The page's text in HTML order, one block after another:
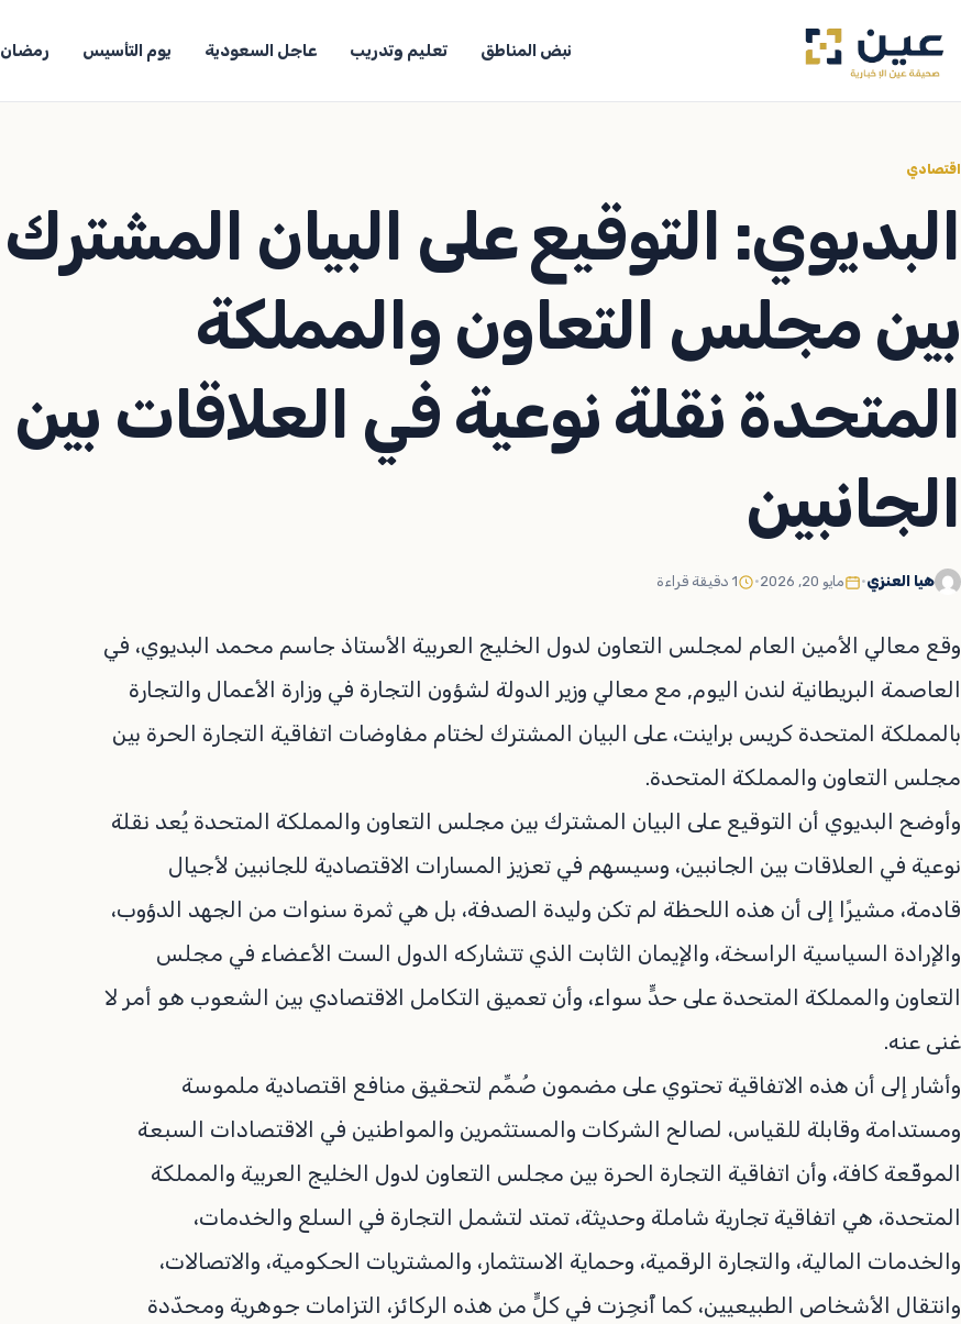
إلى
المحتوى
نبض المناطق تعليم وتدريب عاجل السعودية يوم التأسيس رمضان
اقتصادي
البديوي: التوقيع على البيان المشترك
بين مجلس التعاون والمملكة
المتحدة نقلة نوعية في العلاقات بين
الجانبين
هيا العنزي• مايو 20, 2026 • 1 دقيقة قراءة
وقع معالي الأمين العام لمجلس التعاون لدول الخليج العربية الأستاذ جاسم محمد البديوي، في
العاصمة البريطانية لندن اليوم, مع معالي وزير الدولة لشؤون التجارة في وزارة الأعمال والتجارة
بالمملكة المتحدة كريس براينت، على البيان المشترك لختام مفاوضات اتفاقية التجارة الحرة بين
مجلس التعاون والمملكة المتحدة.
وأوضح البديوي أن التوقيع على البيان المشترك بين مجلس التعاون والمملكة المتحدة يُعد نقلة
نوعية في العلاقات بين الجانبين، وسيسهم في تعزيز المسارات الاقتصادية للجانبين لأجيال
قادمة، مشيرًا إلى أن هذه اللحظة لم تكن وليدة الصدفة، بل هي ثمرة سنوات من الجهد الدؤوب،
والإرادة السياسية الراسخة، والإيمان الثابت الذي تتشاركه الدول الست الأعضاء في مجلس
التعاون والمملكة المتحدة على حدٍّ سواء، وأن تعميق التكامل الاقتصادي بين الشعوب هو أمر لا
غنى عنه.
وأشار إلى أن هذه الاتفاقية تحتوي على مضمون صُمِّم لتحقيق منافع اقتصادية ملموسة
ومستدامة وقابلة للقياس، لصالح الشركات والمستثمرين والمواطنين في الاقتصادات السبعة
الموقّعة كافة، وأن اتفاقية التجارة الحرة بين مجلس التعاون لدول الخليج العربية والمملكة
المتحدة، هي اتفاقية تجارية شاملة وحديثة، تمتد لتشمل التجارة في السلع والخدمات،
والخدمات المالية، والتجارة الرقمية، وحماية الاستثمار، والمشتريات الحكومية، والاتصالات،
وانتقال الأشخاص الطبيعيين، كما أُنجِزت في كلٍّ من هذه الركائز، التزامات جوهرية ومحدّدة